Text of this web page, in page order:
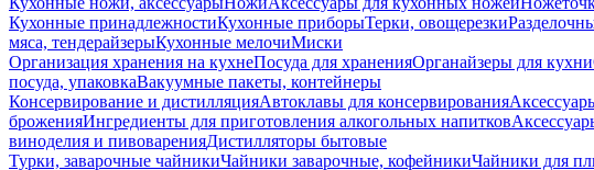
Кухонные принадлежностиКухонные приборыТерки, овощерезки
мяса, тендерайзерыКухонные мелочиМиски
Организация хранения на кухнеПосуда для храненияОрганайзеры для кухни
посуда, упаковкаВакуумные пакеты, контейнеры
Консервирование и дистилляцияАвтоклавы для консервирования
броженияИнгредиенты для приготовления алкогольных напитков
виноделия и пивоваренияДистилляторы бытовые
Турки, заварочные чайникиЧайники заварочные, кофейникиЧайники для